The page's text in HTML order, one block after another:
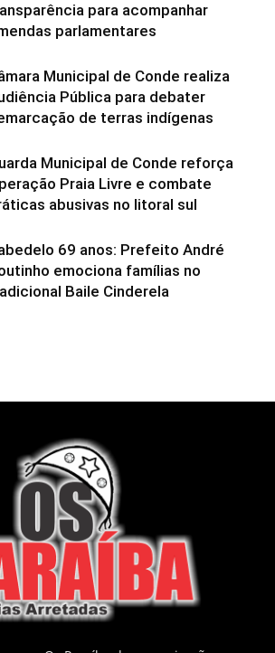
para acompanhar
parlamentares
Municipal de Conde realiza
Pública para debater
de terras indígenas
Municipal de Conde reforça
Praia Livre e combate
abusivas no litoral sul
69 anos: Prefeito André
emociona famílias no
Baile Cinderela